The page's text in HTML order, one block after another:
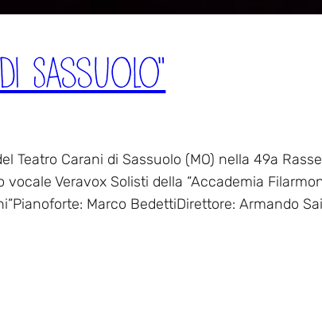
Sassuolo”
Carani di Sassuolo (MO) nella 49a
Veravox Solisti della “Accademia
Marco BedettiDirettore: Armando